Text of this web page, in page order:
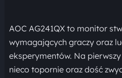
AOC AG241QX to monitor
wymagających graczy oraz
eksperymentów. Na
nieco topornie oraz dość